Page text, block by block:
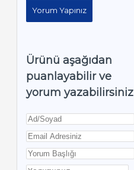
Yorum Yapınız
Ürünü aşağıdan
puanlayabilir ve
yorum yazabilirsiniz